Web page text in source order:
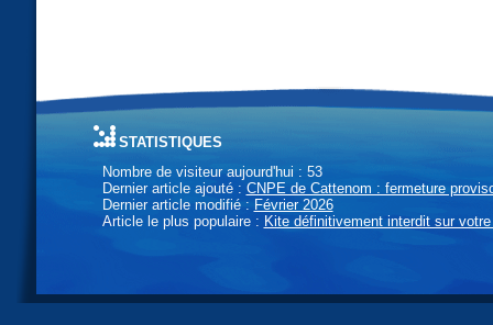
statistiques
Nombre de visiteur aujourd'hui : 53
Dernier article ajouté : CNPE de Cattenom : fermeture
Dernier article modifié : Février 2026
Article le plus populaire : Kite définitivement interdit sur